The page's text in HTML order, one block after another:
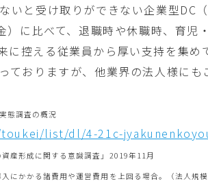
いと受け取りができない企業型DC
）に比べて、退職時や休職時、育児
に控える従業員から厚い支持を集
ておりますが、他業界の法人様にも
態調査の概況
list/dl/4-21c-
産形成に関する意識調査」2019年11月
かかる諸費用や運営費用を上回る場合。（法人規